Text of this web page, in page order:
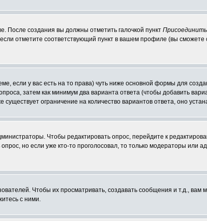
После создания вы должны отметить галочкой пункт
отметите соответствующий пункт в вашем профиле (вы
если у вас есть на то права) чуть ниже основной формы для
затем как минимум два варианта ответа (чтобы добавить
ограничение на количество вариантов ответа, оно
Чтобы редактировать опрос, перейдите к
но если уже кто-то проголосовал, то только модераторы или
Чтобы их просматривать, создавать сообщения и т.д., вам
с ними.